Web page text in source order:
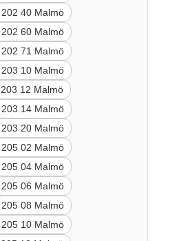
202 40 Malmö
202 60 Malmö
202 71 Malmö
203 10 Malmö
203 12 Malmö
203 14 Malmö
203 20 Malmö
205 02 Malmö
205 04 Malmö
205 06 Malmö
205 08 Malmö
205 10 Malmö